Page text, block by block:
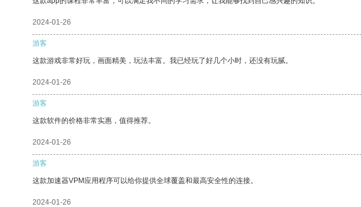
2024-01-26
游客
这款游戏非常好玩，画面精美，玩法丰富。我已经玩了好几个小时，还没有玩腻。
2024-01-26
游客
这款软件的价格非常实惠，值得推荐。
2024-01-26
游客
这款加速器VPM应用程序可以给你提供全球覆盖和最高安全性的连接。
2024-01-26